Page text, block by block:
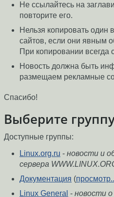
Не ссылайтесь на
повторите его.
Нельзя копировать один
сайтов, если они явным
При копировании всегда
Новость должна быть
размещаем рекламные
Спасибо!
Выберите
Доступные группы:
Linux.org.ru - новости и
сервера
Документация (
Linux General - новости